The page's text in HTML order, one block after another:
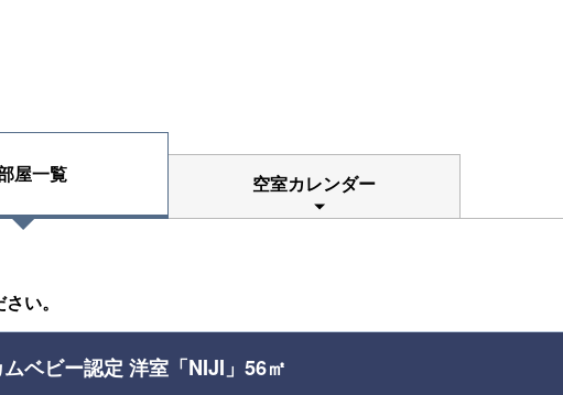
屋一覧 空室カレンダー
い。
ベビー認定 洋室「NIJI」56㎡